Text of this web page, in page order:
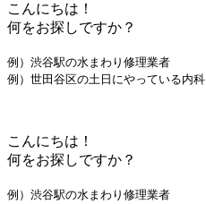
こんにちは！
何をお探しですか？
例）渋谷駅の水まわり修理業者
例）世田谷区の土日にやっている内科
こんにちは！
何をお探しですか？
例）渋谷駅の水まわり修理業者